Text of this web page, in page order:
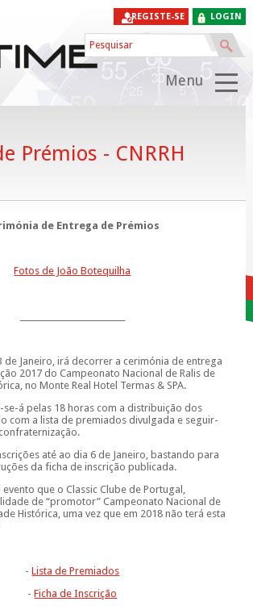
LOGIN
REGISTE-SE
Menu
Prémios - CNRRH
de Entrega de Prémios
Fotos de João Botequilha
Janeiro, irá decorrer a cerimónia de entrega
2017 do Campeonato Nacional de Ralis de
no Monte Real Hotel Termas & SPA.
se-á pelas 18 horas com a distribuição dos
com a lista de premiados divulgada e seguir-
até ao dia 6 de Janeiro, bastando para
da ficha de inscrição publicada.
que o Classic Clube de Portugal,
de “promotor” Campeonato Nacional de
Histórica, uma vez que em 2018 não terá esta
-Lista de Premiados
-Ficha de Inscrição